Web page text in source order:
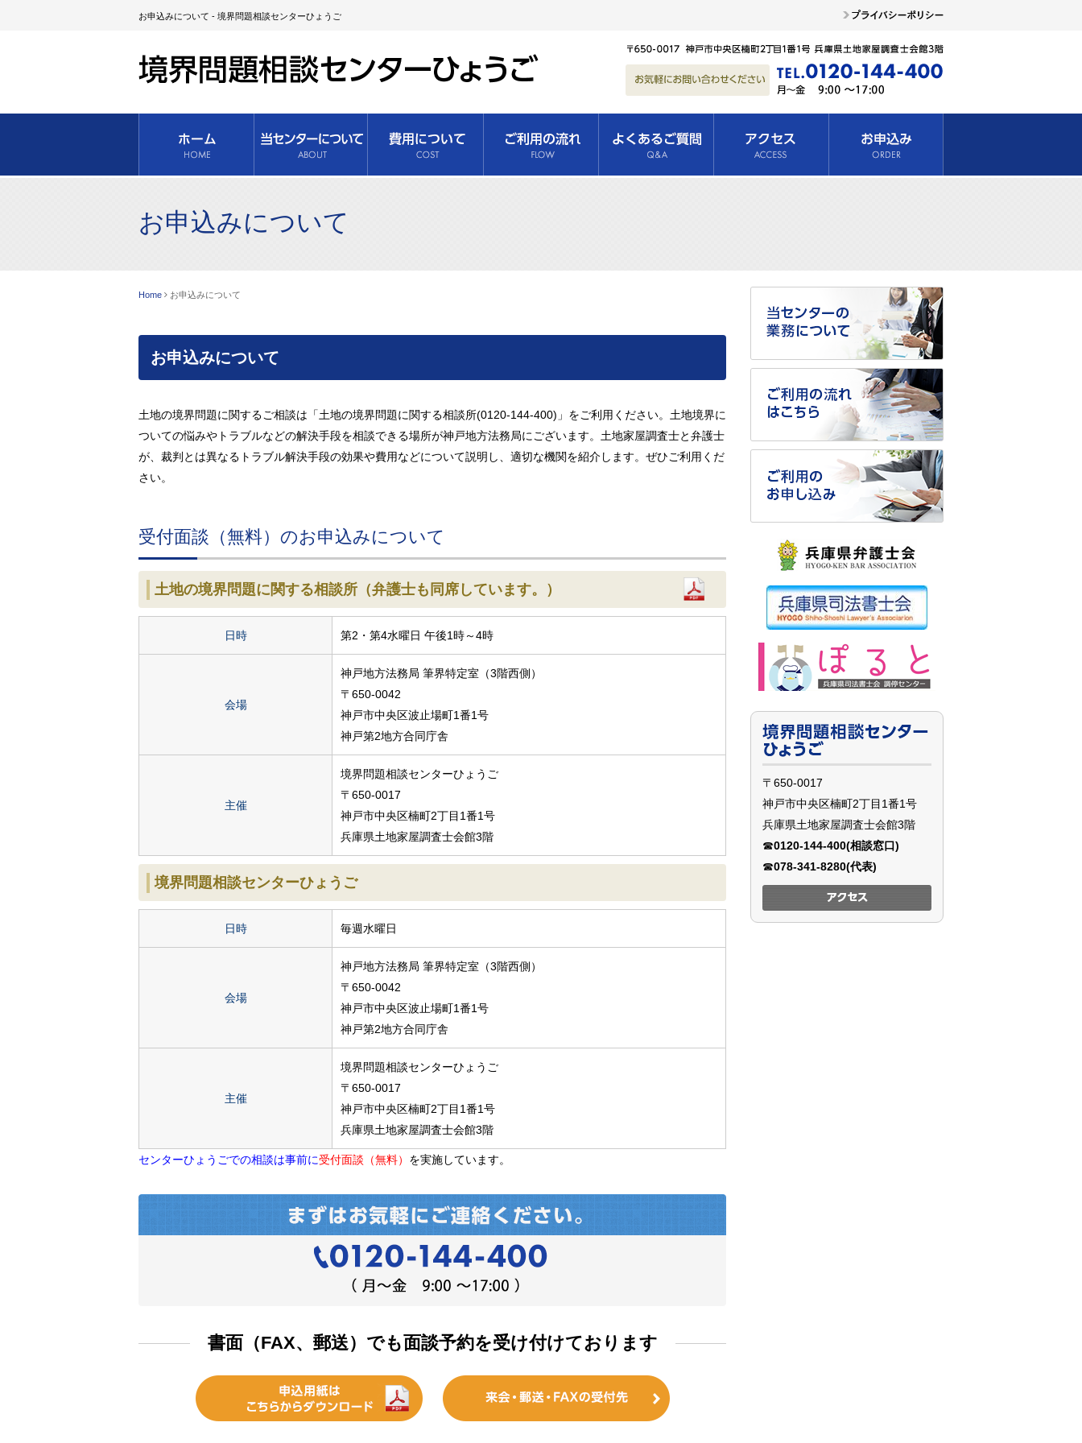
お申込みについて - 境界問題相談センターひょうご
お申込みについて
Home お申込みについて
お申込みについて
土地の境界問題に関するご相談は「土地の境界問題に関する相談所(0120-144-400)」をご利用ください。土地境界に
ついての悩みやトラブルなどの解決手段を相談できる場所が神戸地方法務局にございます。土地家屋調査士と弁護士
が、裁判とは異なるトラブル解決手段の効果や費用などについて説明し、適切な機関を紹介します。ぜひご利用くだ
さい。
受付面談（無料）のお申込みについて
土地の境界問題に関する相談所（弁護士も同席しています。）
日時 第2・第4水曜日 午後1時～4時
会場
神戸地方法務局 筆界特定室（3階西側）
〒650-0042
神戸市中央区波止場町1番1号
神戸第2地方合同庁舎
主催
境界問題相談センターひょうご
〒650-0017
神戸市中央区楠町2丁目1番1号
兵庫県土地家屋調査士会館3階
境界問題相談センターひょうご
日時 毎週水曜日
会場
神戸地方法務局 筆界特定室（3階西側）
〒650-0042
神戸市中央区波止場町1番1号
神戸第2地方合同庁舎
主催
境界問題相談センターひょうご
〒650-0017
神戸市中央区楠町2丁目1番1号
兵庫県土地家屋調査士会館3階
センターひょうごでの相談は事前に受付面談（無料） を実施しています。
書面（FAX、郵送）でも面談予約を受け付けております
〒650-0017
神戸市中央区楠町2丁目1番1号
兵庫県土地家屋調査士会館3階
☎0120-144-400(相談窓口)
☎078-341-8280(代表)